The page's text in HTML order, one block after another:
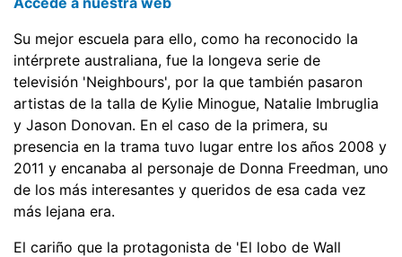
Su mejor escuela para ello, como ha reconocido la
intérprete australiana, fue la longeva serie de
televisión 'Neighbours', por la que también pasaron
artistas de la talla de Kylie Minogue, Natalie Imbruglia
y Jason Donovan. En el caso de la primera, su
presencia en la trama tuvo lugar entre los años 2008 y
2011 y encanaba al personaje de Donna Freedman, uno
de los más interesantes y queridos de esa cada vez
más lejana era.
El cariño que la protagonista de 'El lobo de Wall